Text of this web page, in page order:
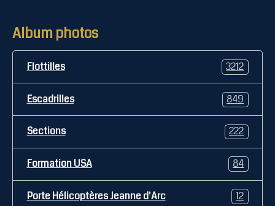
Album photos
Flottilles 3212
Escadrilles 849
Sections 222
Formation USA 84
Porte Hélicoptères Jeanne d'Arc 12